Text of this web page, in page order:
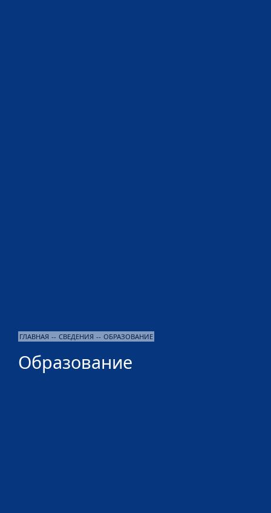
ГЛАВНАЯ -- СВЕДЕНИЯ -- ОБРАЗОВАНИЕ
Образование